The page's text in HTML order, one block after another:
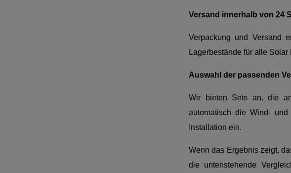
Versand innerhalb von 24
Verpackung und Versand
Lagerbestände für alle
Auswahl der passenden
Wir bieten Sets an, die
automatisch die Wind-
Installation ein.
Wenn das Ergebnis zeigt,
die untenstehende